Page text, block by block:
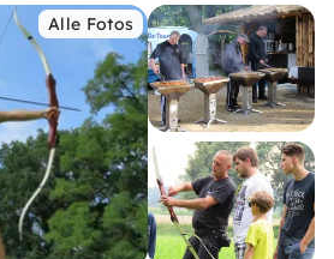
Alle Fotos